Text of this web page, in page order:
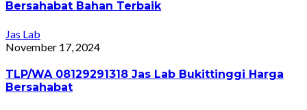
Bersahabat Bahan Terbaik
Jas Lab
November 17, 2024
TLP/WA 08129291318 Jas Lab Bukittinggi Harga
Bersahabat